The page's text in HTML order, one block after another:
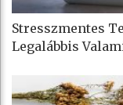
Stresszmentes
Legalábbis